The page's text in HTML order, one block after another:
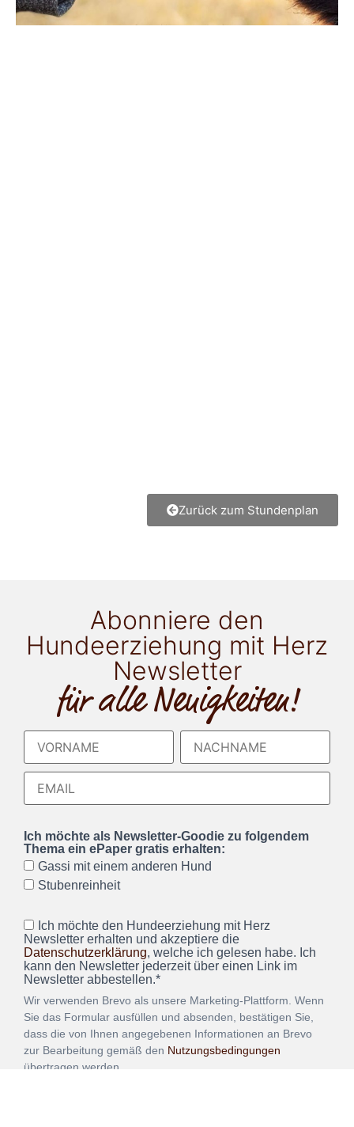
Zurück zum Stundenplan
Abonniere den
Hundeerziehung mit Herz
Newsletter
für alle Neuigkeiten!
Ich möchte als Newsletter-Goodie zu folgendem
Thema ein ePaper gratis erhalten:
Gassi mit einem anderen Hund
Stubenreinheit
Ich möchte den Hundeerziehung mit Herz
Newsletter erhalten und akzeptiere die
Datenschutzerklärung, welche ich gelesen habe. Ich
kann den Newsletter jederzeit über einen Link im
Newsletter abbestellen.*
Wir verwenden Brevo als unsere Marketing-Plattform. Wenn
Sie das Formular ausfüllen und absenden, bestätigen Sie,
dass die von Ihnen angegebenen Informationen an Brevo
zur Bearbeitung gemäß den Nutzungsbedingungen
übertragen werden.